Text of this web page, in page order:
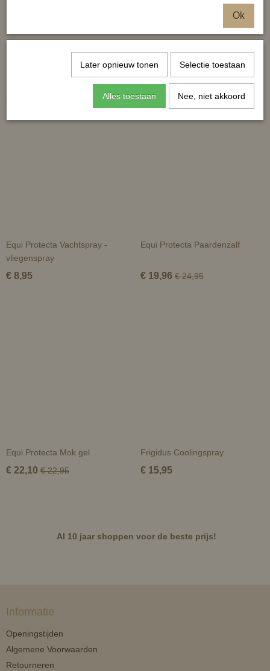
Equi Protecta Vachtspray -
vliegenspray
€ 8,95
Equi Protecta Paardenzalf
€ 19,96 € 24,95
Equi Protecta Mok gel
€ 22,10 € 22,95
Frigidus Coolingspray
€ 15,95
Al 10 jaar shoppen voor de beste prijs!
Informatie
Openingstijden
Algemene Voorwaarden
Retourneren
Ok
Later opnieuw tonen Selectie toestaan
Alles toestaan Nee, niet akkoord